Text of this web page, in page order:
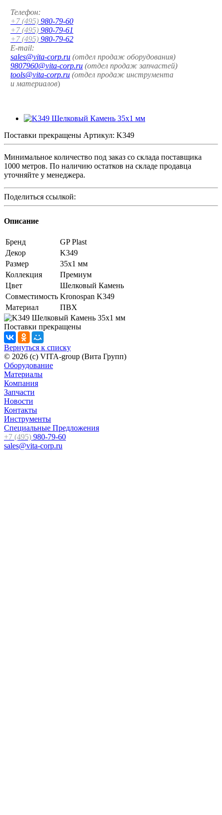
Телефон:
+7 (495) 980-79-60
+7 (495) 980-79-61
+7 (495) 980-79-62
E-mail:
sales@vita-corp.ru (отдел продаж оборудования)
9807960@vita-corp.ru (отдел продаж запчастей)
tools@vita-corp.ru (отдел продаж инструмента
и материалов)
Поставки прекращены Артикул: K349
Минимальное количество под заказ со склада поставщика
1000 метров. По наличию остатков на складе продавца
уточняйте у менеджера.
Поделиться ссылкой:
Описание
Бренд
GP Plast
Декор
K349
Размер
35x1 мм
Коллекция
Премиум
Цвет
Шелковый Камень
Совместимость Kronospan K349
Материал
ПВХ
Поставки прекращены
Вернуться к списку
© 2026 (c) VITA-group (Вита Групп)
Оборудование
Материалы
Компания
Запчасти
Новости
Контакты
Инструменты
Специальные Предложения
+7 (495) 980-79-60
sales@vita-corp.ru